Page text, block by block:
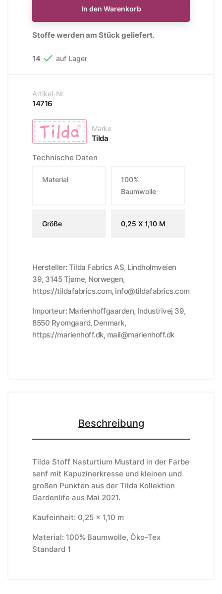
In den Warenkorb
Stoffe werden am Stück geliefert.
14  auf Lager
Artikel-Nr.
14716
Marke
Tilda
Technische Daten
Material
100%
Baumwolle
Größe 0,25 X 1,10 M
Hersteller: Tilda Fabrics AS, Lindholmveien
39, 3145 Tjøme, Norwegen,
https://tildafabrics.com, info@tildafabrics.com
Importeur: Marienhoffgaarden, Industrivej 39,
8550 Ryomgaard, Denmark,
https://marienhoff.dk, mail@marienhoff.dk
Beschreibung
Tilda Stoff Nasturtium Mustard in der Farbe
senf mit Kapuzinerkresse und kleinen und
großen Punkten aus der Tilda Kollektion
Gardenlife aus Mai 2021.
Kaufeinheit: 0,25 x 1,10 m
Material: 100% Baumwolle, Öko-Tex
Standard 1